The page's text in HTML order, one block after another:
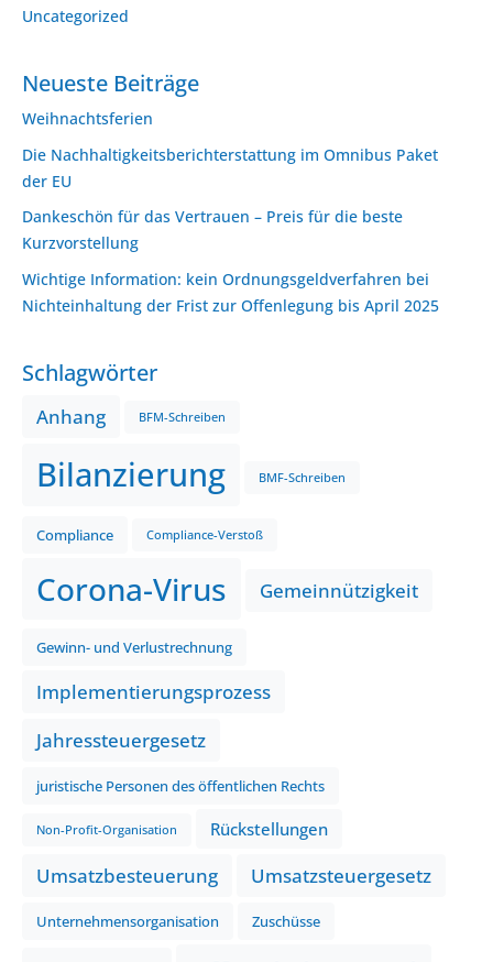
Uncategorized
Neueste Beiträge
Weihnachtsferien
Die Nachhaltigkeitsberichterstattung im Omnibus Paket
der EU
Dankeschön für das Vertrauen – Preis für die beste
Kurzvorstellung
Wichtige Information: kein Ordnungsgeldverfahren bei
Nichteinhaltung der Frist zur Offenlegung bis April 2025
Schlagwörter
Anhang BFM-Schreiben
Bilanzierung BMF-Schreiben
Compliance Compliance-Verstoß
Corona-Virus Gemeinnützigkeit
Gewinn- und Verlustrechnung
Implementierungsprozess
Jahressteuergesetz
juristische Personen des öffentlichen Rechts
Non-Profit-Organisation Rückstellungen
Umsatzbesteuerung Umsatzsteuergesetz
Unternehmensorganisation Zuschüsse